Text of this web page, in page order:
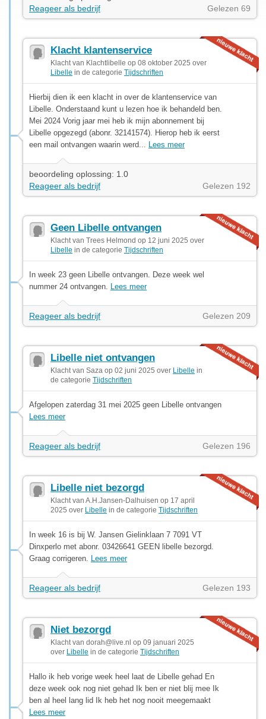
Reageer als bedrijf
Gelezen 69
Klacht klantenservice
Klacht van Klachtlibelle op 08 oktober 2025 over
Libelle in de categorie Tijdschriften
Hierbij dien ik een klacht in over de klantenservice van
Libelle. Onderstaand kunt u lezen hoe ik behandeld ben.
Mei 2024 Vorig jaar mei heb ik mijn abonnement bij
Libelle opgezegd (abonr. 32141574). Hierop heb ik eerst
een mail ontvangen waarin werd... Lees meer
beoordeling oplossing: 1.0
Reageer als bedrijf
Gelezen 192
Geen Libelle ontvangen
Klacht van Trees Helmond op 12 juni 2025 over
Libelle in de categorie Tijdschriften
In week 23 geen Libelle ontvangen. Deze week wel
nummer 24 ontvangen. Lees meer
Reageer als bedrijf Gelezen 209
Libelle niet ontvangen
Klacht van Saza op 02 juni 2025 over Libelle in
de categorie Tijdschriften
Afgelopen zaterdag 31 mei 2025 geen Libelle ontvangen
Lees meer
Reageer als bedrijf Gelezen 196
Libelle niet bezorgd
Klacht van A.H.Jansen-Dalhuisen op 17 april
2025 over Libelle in de categorie Tijdschriften
In week 16 is bij W. Jansen Gielinklaan 7 7091 VT
Dinxperlo met abonr. 03426641 GEEN libelle bezorgd.
Graag corrigeren. Lees meer
Reageer als bedrijf Gelezen 193
Niet bezorgd
Klacht van dorah@live.nl op 09 januari 2025
over Libelle in de categorie Tijdschriften
Hallo ik heb vorige week heel laat de Libelle gehad En
deze week ook nog niet gehad Ik ben er niet blij mee Ik
ben al heel lang lid Ik heb het nog nooit meegemaakt
Lees meer